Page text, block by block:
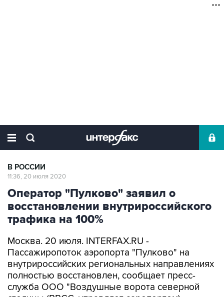
В РОССИИ
11:36, 20 июля 2020
Оператор "Пулково" заявил о
восстановлении внутрироссийского
трафика на 100%
Москва. 20 июля. INTERFAX.RU -
Пассажиропоток аэропорта "Пулково" на
внутрироссийских региональных направлениях
полностью восстановлен, сообщает пресс-
служба ООО "Воздушные ворота северной